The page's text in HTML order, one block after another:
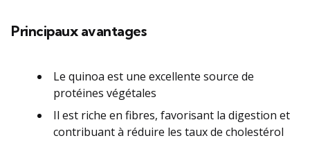
Principaux avantages
Le quinoa est une excellente source de
protéines végétales
Il est riche en fibres, favorisant la digestion et
contribuant à réduire les taux de cholestérol